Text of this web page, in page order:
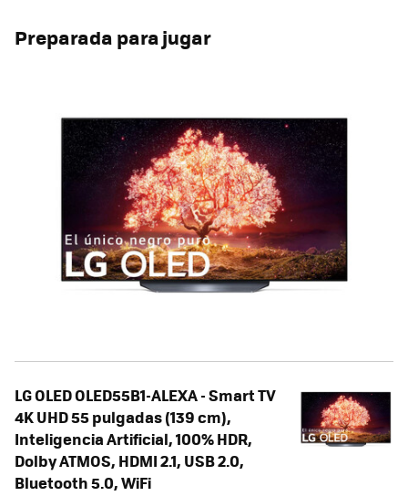
Preparada para jugar
LG OLED OLED55B1-ALEXA - Smart TV
4K UHD 55 pulgadas (139 cm),
Inteligencia Artificial, 100% HDR,
Dolby ATMOS, HDMI 2.1, USB 2.0,
Bluetooth 5.0, WiFi